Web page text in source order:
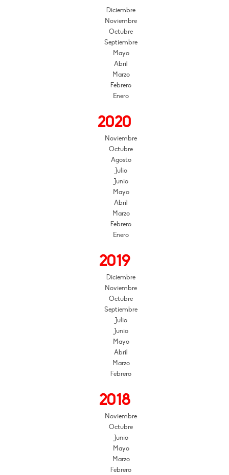
Diciembre
Noviembre
Octubre
Septiembre
Mayo
Abril
Marzo
Febrero
Enero
2020
Noviembre
Octubre
Agosto
Julio
Junio
Mayo
Abril
Marzo
Febrero
Enero
2019
Diciembre
Noviembre
Octubre
Septiembre
Julio
Junio
Mayo
Abril
Marzo
Febrero
2018
Noviembre
Octubre
Junio
Mayo
Marzo
Febrero